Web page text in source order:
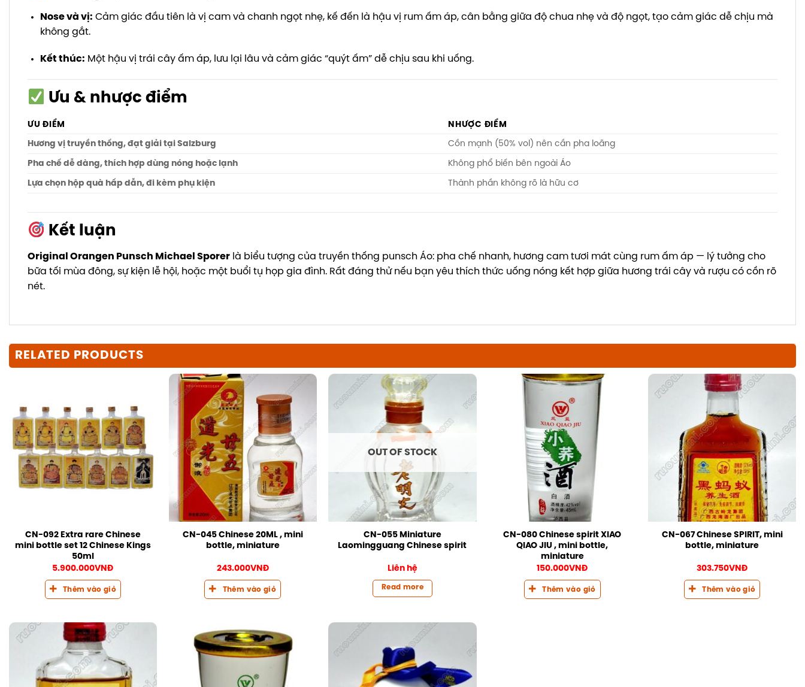
Nose và vị: Cảm giác đầu tiên là vị cam và chanh ngọt nhẹ, kế đến là hậu vị rum ấm áp, cân bằng giữa độ chua nhẹ và độ ngọt, tạo cảm giác dễ chịu mà
không gắt.
Kết thúc: Một hậu vị trái cây ấm áp, lưu lại lâu và cảm giác “quýt ấm” dễ chịu sau khi uống.
Ưu & nhược điểm
ƯU ĐIỂM
NHƯỢC ĐIỂM
Hương vị truyền thống, đạt giải tại Salzburg
Cồn mạnh (50% vol) nên cần pha loãng
Pha chế dễ dàng, thích hợp dùng nóng hoặc lạnh Không phổ biến bên ngoài Áo
Lựa chọn hộp quà hấp dẫn, đi kèm phụ kiện Thành phần không rõ là hữu cơ
Kết luận
Original Orangen Punsch Michael Sporer là biểu tượng của truyền thống punsch Áo: pha chế nhanh, hương cam tươi mát cùng rum ấm áp — lý tưởng cho
bữa tối mùa đông, sự kiện lễ hội, hoặc một buổi tụ họp gia đình. Rất đáng thử nếu bạn yêu thích thức uống nóng kết hợp giữa hương trái cây và rượu có cồn rõ
nét.
RELATED PRODUCTS
CN-092 Extra rare Chinese
mini bottle set 12 Chinese Kings
50ml
5.900.000VNĐ
Thêm vào giỏ
CN-045 Chinese 20ML , mini
bottle, miniature
243.000VNĐ
Thêm vào giỏ
OUT OF STOCK
CN-055 Miniature
Laomingguang Chinese spirit
Liên hệ
Read more
CN-080 Chinese spirit XIAO
QIAO JIU , mini bottle,
miniature
150.000VNĐ
Thêm vào giỏ
CN-067 Chinese SPIRIT, mini
bottle, miniature
303.750VNĐ
Thêm vào giỏ